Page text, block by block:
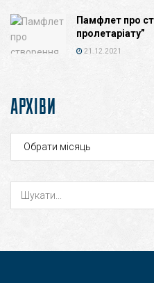
Памфлет про
пролетаріату”
21.12.2021
АРХІВИ
Архіви